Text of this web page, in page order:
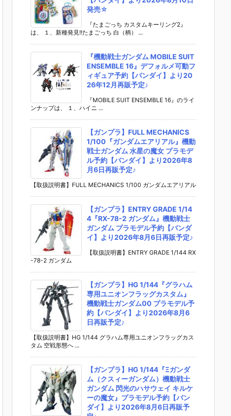
発売☆
『たまごっち カスタムキーリング2』
は、 １、新種発見!!たまごっち 白（柄） ...
『機動戦士ガンダム MOBILE SUIT
ENSEMBLE 16』デフォルメ可動フ
ィギュア予約【バンダイ】より20
26年12月再販予定♪
『MOBILE SUIT ENSEMBLE 16』のライ
ンナップは、 １、ハイニ ...
【ガンプラ】FULL MECHANICS
1/100『ガンダムエアリアル』機動
戦士ガンダム 水星の魔女 プラモデ
ル予約【バンダイ】より2026年8
月6日再販予定♪
【取扱説明書】FULL MECHANICS 1/100 ガンダムエアリアル
【ガンプラ】ENTRY GRADE 1/14
4『RX-78-2 ガンダム』機動戦士
ガンダム プラモデル予約【バンダ
イ】より2026年8月6日再販予定♪
【取扱説明書】ENTRY GRADE 1/144 RX
-78-2 ガンダム
【ガンプラ】HG 1/144『グラハム
専用ユニオンフラッグカスタム』
機動戦士ガンダム00 プラモデル予
約【バンダイ】より2026年8月6
日再販予定♪
【取扱説明書】HG 1/144 グラハム専用ユニオンフラッグカス
タム 空戦形態へ ...
【ガンプラ】HG 1/144『Ξガンダ
ム（クスィーガンダム）機動戦士
ガンダム 閃光のハサウェイ キルケ
ーの魔女』プラモデル予約【バン
ダイ】より2026年8月6日再販予